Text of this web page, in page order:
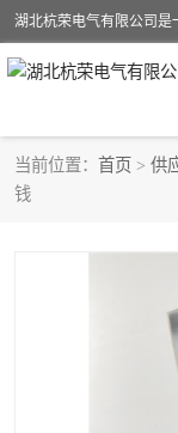
当前位置： 首页 > 供
钱